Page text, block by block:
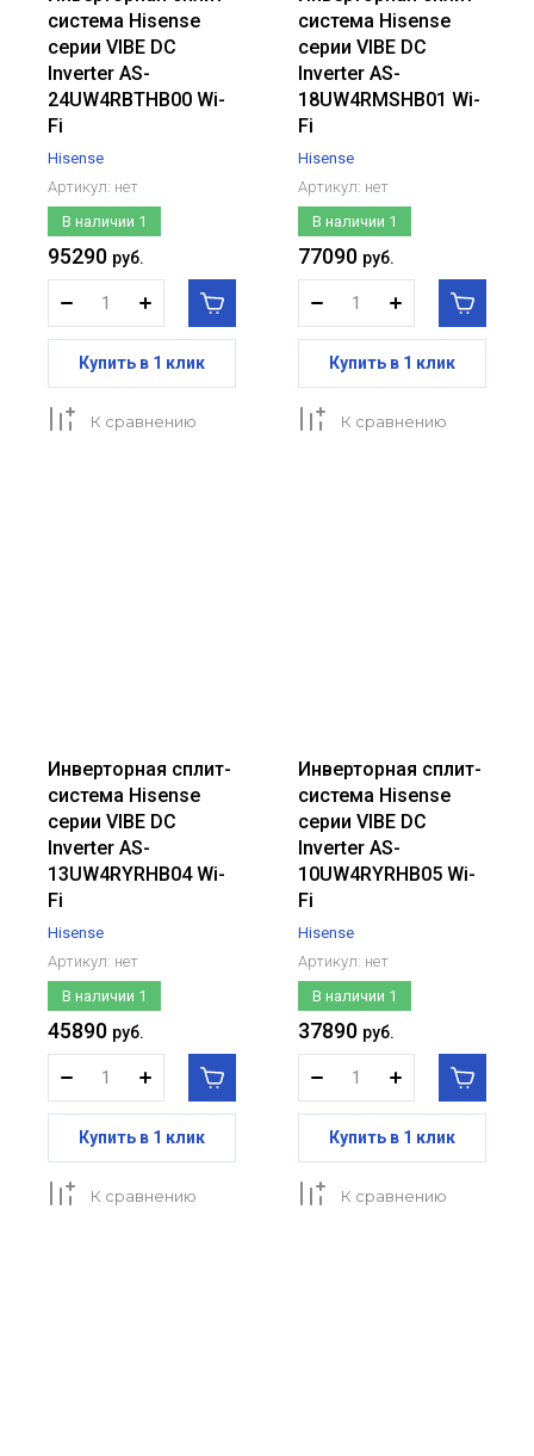
система Hisense
серии VIBE DC
Inverter AS-
24UW4RBTHB00 Wi-
Fi
Hisense
Артикул: нет
В наличии 1
95290 руб.
Купить в 1 клик
К сравнению
система Hisense
серии VIBE DC
Inverter AS-
18UW4RMSHB01 Wi-
Fi
Hisense
Артикул: нет
В наличии 1
77090 руб.
Купить в 1 клик
К сравнению
Инверторная сплит-
система Hisense
серии VIBE DC
Inverter AS-
13UW4RYRHB04 Wi-
Fi
Hisense
Артикул: нет
В наличии 1
45890 руб.
Купить в 1 клик
К сравнению
Инверторная сплит-
система Hisense
серии VIBE DC
Inverter AS-
10UW4RYRHB05 Wi-
Fi
Hisense
Артикул: нет
В наличии 1
37890 руб.
Купить в 1 клик
К сравнению